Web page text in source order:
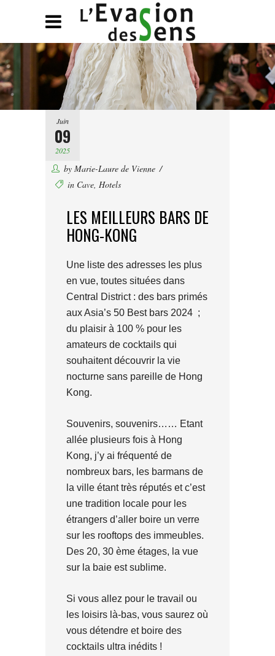
Juin
09
2025
by Marie-Laure de Vienne
in Cave, Hotels
LES MEILLEURS BARS DE
HONG-KONG
Une liste des adresses les plus
en vue, toutes situées dans
Central District : des bars primés
aux Asia’s 50 Best bars 2024 ;
du plaisir à 100 % pour les
amateurs de cocktails qui
souhaitent découvrir la vie
nocturne sans pareille de Hong
Kong.
Souvenirs, souvenirs…… Etant
allée plusieurs fois à Hong
Kong, j’y ai fréquenté de
nombreux bars, les barmans de
la ville étant très réputés et c’est
une tradition locale pour les
étrangers d’aller boire un verre
sur les rooftops des immeubles.
Des 20, 30 ème étages, la vue
sur la baie est sublime.
Si vous allez pour le travail ou
les loisirs là-bas, vous saurez où
vous détendre et boire des
cocktails ultra inédits !